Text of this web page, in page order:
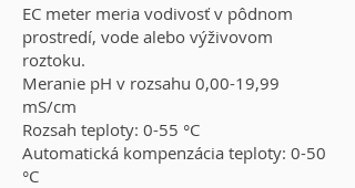
EC meter meria vodivosť v pôdnom
prostredí, vode alebo výživovom
roztoku.
Meranie pH v rozsahu 0,00-19,99
mS/cm
Rozsah teploty: 0-55 °C
Automatická kompenzácia teploty: 0-50
°C